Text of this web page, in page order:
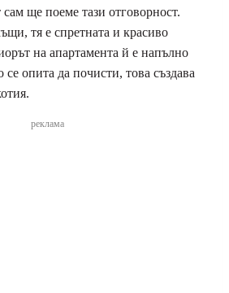
сам ще поеме тази отговорност.
тя е спретната и красиво
на апартамента й е напълно
опита да почисти, това създава
реклама